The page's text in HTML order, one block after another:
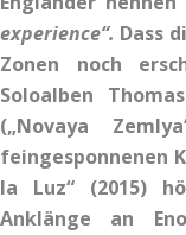
experience“. Dass
Zonen noch
Soloalben
(„Novaya
feingesponnenen
la Luz“ (2015)
Anklänge an